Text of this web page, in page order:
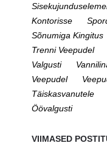
Kontorisse
Sõnumiga Kingitus
Trenni Veepudel
Valgusti
Veepudel
Täiskasvanutele
Öövalgusti
VIIMASED